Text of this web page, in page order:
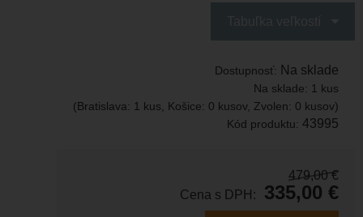
Dostupnosť: Na sklade
Na sklade: 1 kus
(Bratislava: 1 kus, Košice: 0 kusov, Zvolen: 0 kusov)
Kód produktu: 43995
479,00 €
Cena s DPH:
335,00 €